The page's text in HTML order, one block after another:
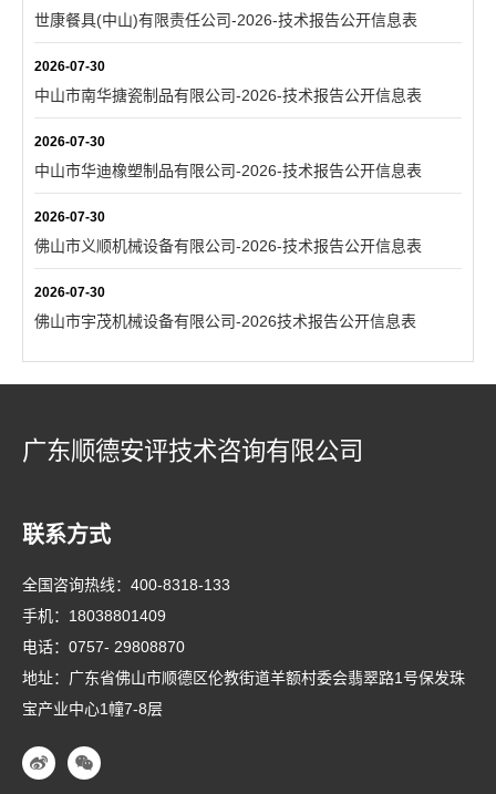
世康餐具(中山)有限责任公司-2026-技术报告公开信息表
2026-07-30
中山市南华搪瓷制品有限公司-2026-技术报告公开信息表
2026-07-30
中山市华迪橡塑制品有限公司-2026-技术报告公开信息表
2026-07-30
佛山市义顺机械设备有限公司-2026-技术报告公开信息表
2026-07-30
佛山市宇茂机械设备有限公司-2026技术报告公开信息表
广东顺德安评技术咨询有限公司
联系方式
全国咨询热线： 400-8318-133
手机： 18038801409
电话： 0757- 29808870
地址：广东省佛山市顺德区伦教街道羊额村委会翡翠路1号保发珠
宝产业中心1幢7-8层